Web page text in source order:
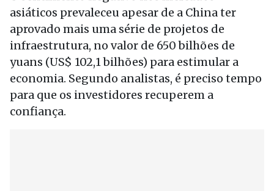
asiáticos prevaleceu apesar de a China ter
aprovado mais uma série de projetos de
infraestrutura, no valor de 650 bilhões de
yuans (US$ 102,1 bilhões) para estimular a
economia. Segundo analistas, é preciso tempo
para que os investidores recuperem a
confiança.